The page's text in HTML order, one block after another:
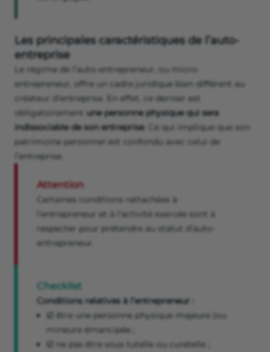
Les principales caractéristiques de l’auto-
entreprise
Le régime de l’auto-entrepreneur, ou micro-
entrepreneur, offre un cadre juridique bien différent au
créateur d’entreprise. En effet, ce dernier est
obligatoirement une personne physique qui sera
indissociable de son entreprise. Ce qui implique que son
patrimoine personnel est confondu avec celui de
l’entreprise.
Attention
Certaines conditions rattachées à
l’entrepreneur et à l’activité exercée sont à
respecter pour prétendre au statut d’auto-
entrepreneur.
Checklist
Conditions relatives à l’entrepreneur :
☑️ être une personne physique majeure (ou
mineure émancipée ;
☑️ ne pas être sous tutelle ou curatelle ;